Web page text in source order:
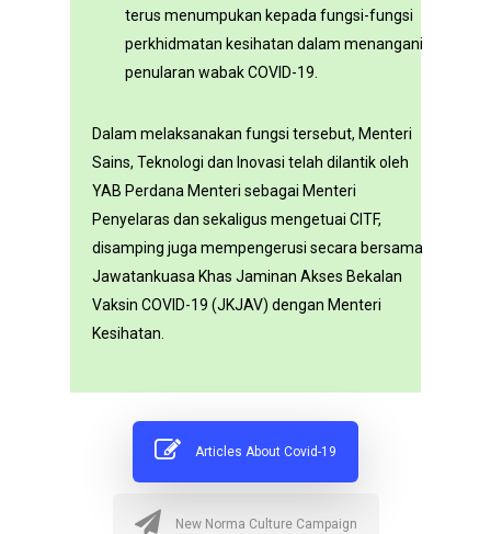
terus menumpukan kepada fungsi-fungsi
perkhidmatan kesihatan dalam menangani
penularan wabak COVID-19.
Dalam melaksanakan fungsi tersebut, Menteri
Sains, Teknologi dan Inovasi telah dilantik oleh
YAB Perdana Menteri sebagai Menteri
Penyelaras dan sekaligus mengetuai CITF,
disamping juga mempengerusi secara bersama
Jawatankuasa Khas Jaminan Akses Bekalan
Vaksin COVID-19 (JKJAV) dengan Menteri
Kesihatan.
Articles About Covid-19
New Norma Culture Campaign